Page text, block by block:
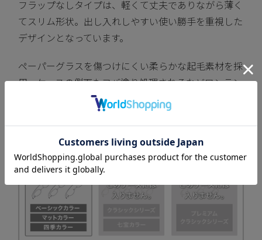
フラップなしタイプは、軽くて丈夫でありながら薄く
てスリム形状。出し入れしやすい使い勝手を重視した
デザインとなっています。
ペーパーグラスを傷つけにくい柔らかな起毛素材を採
用。ケースの側面もコバ塗り処理されるなどワンラン
ク上の仕上がりとなっています。